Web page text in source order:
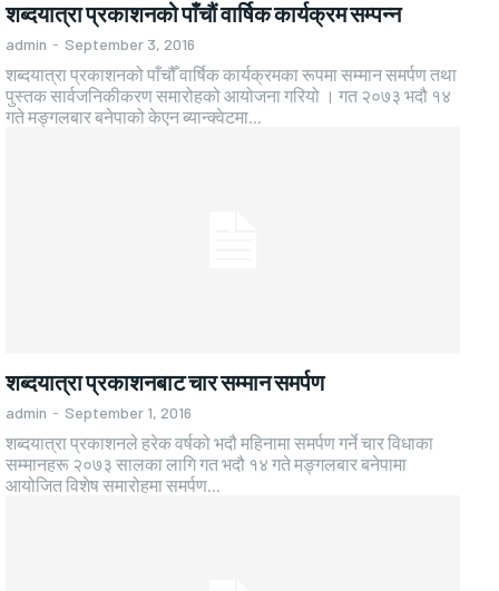
शब्दयात्रा प्रकाशनको पाँचौं वार्षिक कार्यक्रम सम्पन्न
admin - September 3, 2016
शब्दयात्रा प्रकाशनको पाँचौँ वार्षिक कार्यक्रमका रूपमा सम्मान समर्पण तथा
पुस्तक सार्वजनिकीकरण समारोहको आयोजना गरियो । गत २०७३ भदौ १४
गते मङ्गलबार बनेपाको केएन ब्यान्क्वेटमा...
शब्दयात्रा प्रकाशनबाट चार सम्मान समर्पण
admin - September 1, 2016
शब्दयात्रा प्रकाशनले हरेक वर्षको भदौ महिनामा समर्पण गर्ने चार विधाका
सम्मानहरू २०७३ सालका लागि गत भदौ १४ गते मङ्गलबार बनेपामा
आयोजित विशेष समारोहमा समर्पण...